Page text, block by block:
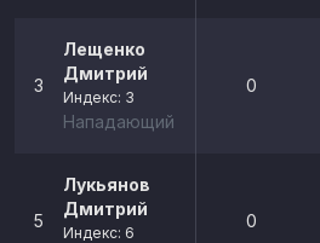
3
Лещенко
Дмитрий
Индекс: 3
Нападающий
0
5
Лукьянов
Дмитрий
Индекс: 6
0